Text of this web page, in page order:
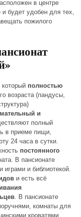
в центре
будет удобен для тех,
пожилого
полностью
возраста (пандусы,
и
полный
в приеме пищи,
24 часа в сутки.
постоянного
В пансионате
и библиотекой.
и есть всё
. В пансионате
комнаты для
кроватями,